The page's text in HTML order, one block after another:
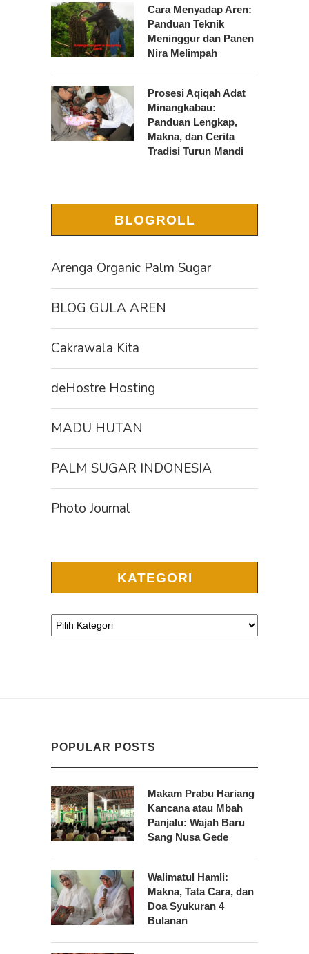
Cara Menyadap Aren:
Panduan Teknik
Meninggur dan Panen
Nira Melimpah
Prosesi Aqiqah Adat
Minangkabau:
Panduan Lengkap,
Makna, dan Cerita
Tradisi Turun Mandi
BLOGROLL
Arenga Organic Palm Sugar
BLOG GULA AREN
Cakrawala Kita
deHostre Hosting
MADU HUTAN
PALM SUGAR INDONESIA
Photo Journal
KATEGORI
POPULAR POSTS
Makam Prabu Hariang
Kancana atau Mbah
Panjalu: Wajah Baru
Sang Nusa Gede
Walimatul Hamli:
Makna, Tata Cara, dan
Doa Syukuran 4
Bulanan